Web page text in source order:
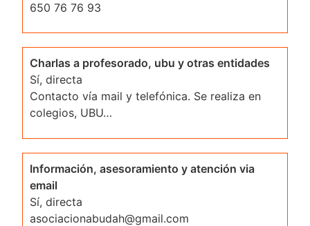
650 76 76 93
Charlas a profesorado, ubu y otras entidades
Sí, directa
Contacto vía mail y telefónica. Se realiza en
colegios, UBU…
Información, asesoramiento y atención via
email
Sí, directa
asociacionabudah@gmail.com